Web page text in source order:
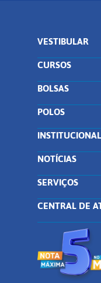
VESTIBULAR
CURSOS
BOLSAS
POLOS
INSTITUCIONAL
NOTÍCIAS
SERVIÇOS
CENTRAL DE